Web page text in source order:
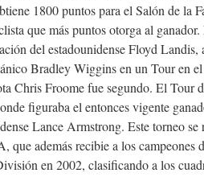
1800 puntos para el Salón de la
que más puntos otorga al
del estadounidense Floyd
Bradley Wiggins en un Tour en
Chris Froome fue segundo. El Tour
figuraba el entonces vigente
Lance Armstrong. Este torneo
que además recibie a los campeones
en 2002, clasificando a los